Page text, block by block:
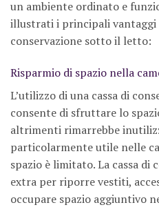
un ambiente ordinato e
illustrati i principali vantaggi
conservazione sotto il letto:
Risparmio di spazio nella
L’utilizzo di una cassa di
consente di sfruttare lo
altrimenti rimarrebbe
particolarmente utile nelle
spazio è limitato. La cassa di
extra per riporre vestiti,
occupare spazio aggiuntivo